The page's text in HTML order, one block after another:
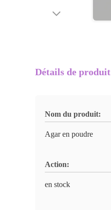
Détails de produit
Nom du produit:
Agar en poudre
Action:
en stock